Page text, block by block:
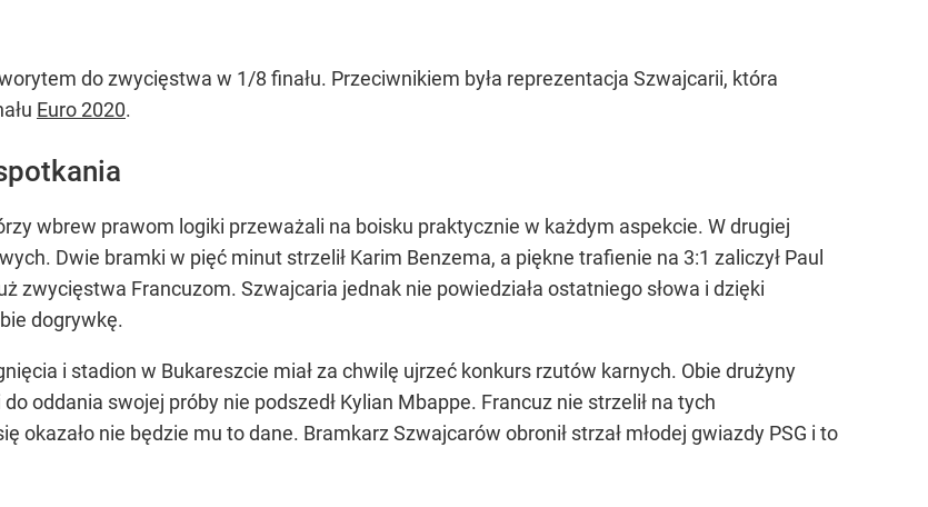
do zwycięstwa w 1/8 finału. Przeciwnikiem była reprezentacja Szwajcarii, która
Euro 2020.
wbrew prawom logiki przeważali na boisku praktycznie w każdym aspekcie. W drugiej
Dwie bramki w pięć minut strzelił Karim Benzema, a piękne trafienie na 3:1 zaliczył Paul
zwycięstwa Francuzom. Szwajcaria jednak nie powiedziała ostatniego słowa i dzięki
dogrywkę.
i stadion w Bukareszcie miał za chwilę ujrzeć konkurs rzutów karnych. Obie drużyny
oddania swojej próby nie podszedł Kylian Mbappe. Francuz nie strzelił na tych
okazało nie będzie mu to dane. Bramkarz Szwajcarów obronił strzał młodej gwiazdy PSG i to